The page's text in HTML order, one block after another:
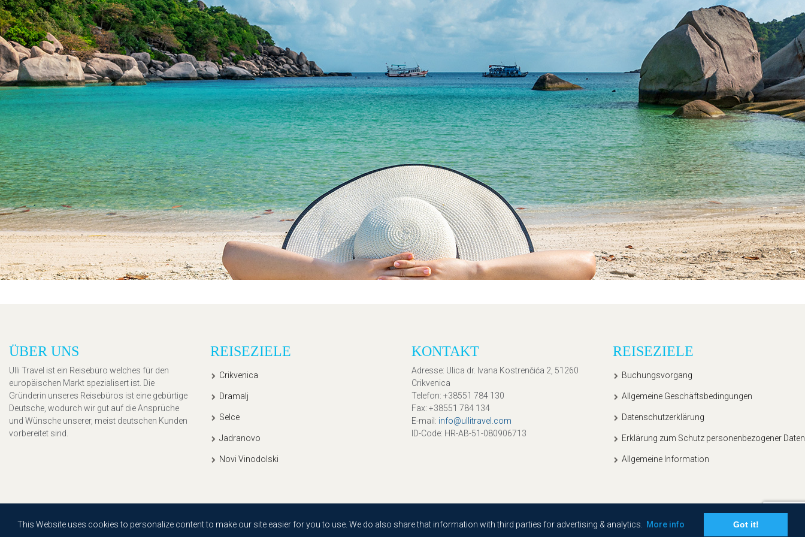
This Website uses cookies to personalize content to make our site easier for you to use. We do also share that information with third parties for advertising & analytics. More info Got it!
ÜBER UNS
Ulli Travel ist ein Reisebüro welches für den
europäischen Markt spezialisert ist. Die
Gründerin unseres Reisebüros ist eine gebürtige
Deutsche, wodurch wir gut auf die Ansprüche
und Wünsche unserer, meist deutschen Kunden
vorbereitet sind.
REISEZIELE
Crikvenica
Dramalj
Selce
Jadranovo
Novi Vinodolski
KONTAKT
Adresse: Ulica dr. Ivana Kostrenčića 2, 51260
Crikvenica
Telefon: +38551 784 130
Fax: +38551 784 134
E-mail : info@ullitravel.com
ID-Code: HR-AB-51-080906713
REISEZIELE
Buchungsvorgang
Allgemeine Geschäftsbedingungen
Datenschutzerklärung
Erklärung zum Schutz personenbezogener Daten
Allgemeine Information
Copyright © 2020, Ullitravel |Sitemap| Powered byAgendum